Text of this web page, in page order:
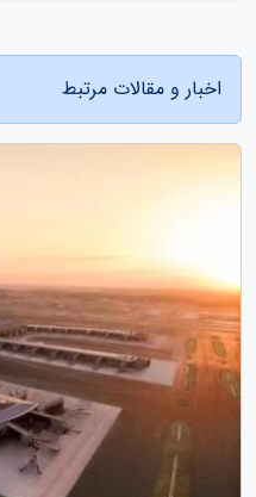
اخبار و مقالات مرتبط